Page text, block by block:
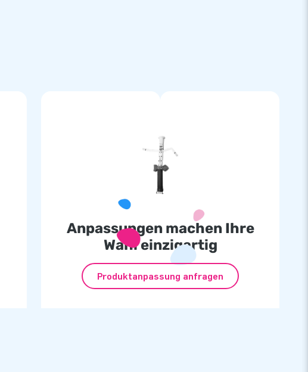
Anpassungen machen Ihre
Wahl einzigartig
Produktanpassung anfragen